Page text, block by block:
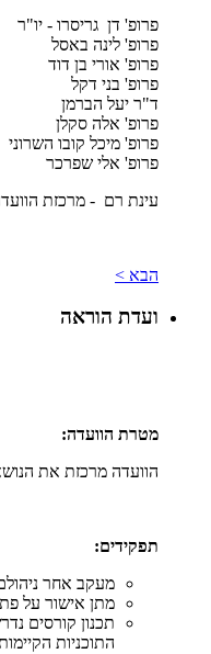
פרופ' דן גריסרו - יו"ר
פרופ' לינה באסל
פרופ' אורי בן דוד
פרופ' בני דקל
ד"ר יעל הברמן
פרופ' אלה סקלן
פרופ' מיכל קובו השרוני
פרופ' אלי שפרכר
עינת רם - מרכזת
הבא >
ועדת הוראה
מטרת הוועדה:
הוועדה מרכזת את
תפקידים:
מעקב אחר
מתן אישור על
תכנון קורסים
התוכניות